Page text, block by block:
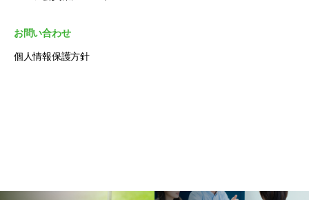
お問い合わせ
個人情報保護方針